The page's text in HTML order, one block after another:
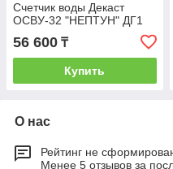
Счетчик воды Декаст
ОСВУ-32 "НЕПТУН" ДГ1
56 600 ₸
Купить
О нас
Рейтинг не
Менее 5 отзывов за